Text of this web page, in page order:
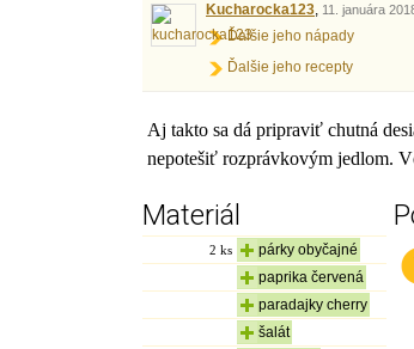
Kucharocka123, 11. januára
Ďalšie jeho nápady
Ďalšie jeho recepty
Aj takto sa dá pripraviť chutná
nepotešiť rozprávkovým jedlom.
Materiál
2 ks
párky obyčajné
paprika červená
paradajky cherry
šalát